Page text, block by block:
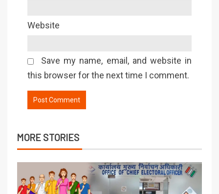
Website
Save my name, email, and website in
this browser for the next time I comment.
MORE STORIES